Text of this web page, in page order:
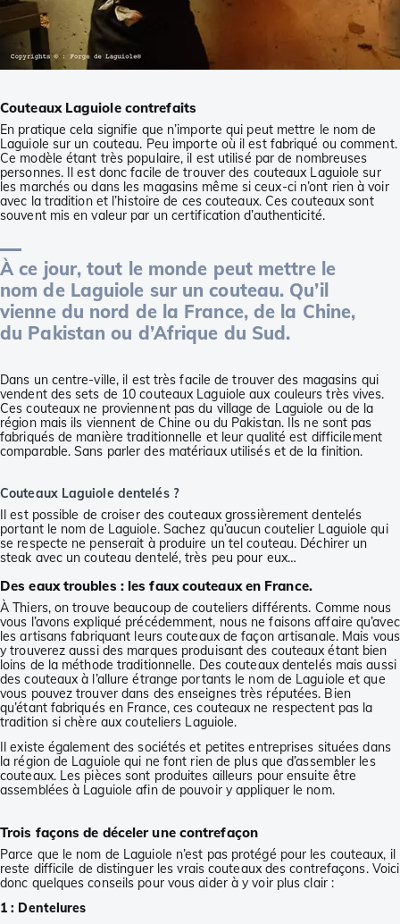
Couteaux Laguiole contrefaits
En pratique cela signifie que n’importe qui peut mettre le nom de
Laguiole sur un couteau. Peu importe où il est fabriqué ou comment.
Ce modèle étant très populaire, il est utilisé par de nombreuses
personnes. Il est donc facile de trouver des couteaux Laguiole sur
les marchés ou dans les magasins même si ceux-ci n’ont rien à voir
avec la tradition et l’histoire de ces couteaux. Ces couteaux sont
souvent mis en valeur par un certification d’authenticité.
À ce jour, tout le monde peut mettre le
nom de Laguiole sur un couteau. Qu’il
vienne du nord de la France, de la Chine,
du Pakistan ou d’Afrique du Sud.
Dans un centre-ville, il est très facile de trouver des magasins qui
vendent des sets de 10 couteaux Laguiole aux couleurs très vives.
Ces couteaux ne proviennent pas du village de Laguiole ou de la
région mais ils viennent de Chine ou du Pakistan. Ils ne sont pas
fabriqués de manière traditionnelle et leur qualité est difficilement
comparable. Sans parler des matériaux utilisés et de la finition.
Couteaux Laguiole dentelés ?
Il est possible de croiser des couteaux grossièrement dentelés
portant le nom de Laguiole. Sachez qu’aucun coutelier Laguiole qui
se respecte ne penserait à produire un tel couteau. Déchirer un
steak avec un couteau dentelé, très peu pour eux…
Des eaux troubles : les faux couteaux en France.
À Thiers, on trouve beaucoup de couteliers différents. Comme nous
vous l’avons expliqué précédemment, nous ne faisons affaire qu’avec
les artisans fabriquant leurs couteaux de façon artisanale. Mais vous
y trouverez aussi des marques produisant des couteaux étant bien
loins de la méthode traditionnelle. Des couteaux dentelés mais aussi
des couteaux à l’allure étrange portants le nom de Laguiole et que
vous pouvez trouver dans des enseignes très réputées. Bien
qu’étant fabriqués en France, ces couteaux ne respectent pas la
tradition si chère aux couteliers Laguiole.
Il existe également des sociétés et petites entreprises situées dans
la région de Laguiole qui ne font rien de plus que d’assembler les
couteaux. Les pièces sont produites ailleurs pour ensuite être
assemblées à Laguiole afin de pouvoir y appliquer le nom.
Trois façons de déceler une contrefaçon
Parce que le nom de Laguiole n’est pas protégé pour les couteaux, il
reste difficile de distinguer les vrais couteaux des contrefaçons. Voici
donc quelques conseils pour vous aider à y voir plus clair :
1 : Dentelures